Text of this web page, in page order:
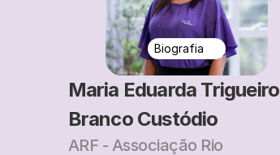
Biografia
Maria Eduarda Trigueiro
Branco Custódio
ARF - Associação Rio